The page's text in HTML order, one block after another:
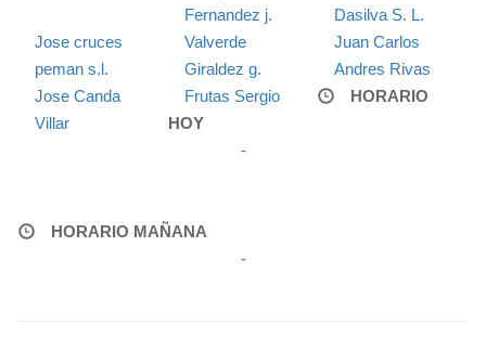
Fernandez j.
Dasilva S. L.
Jose cruces
peman s.l.
Valverde
Giraldez g.
Juan Carlos
Andres Rivas
Jose Canda
Villar
Frutas Sergio
HORARIO
HOY
-
HORARIO MAÑANA
-